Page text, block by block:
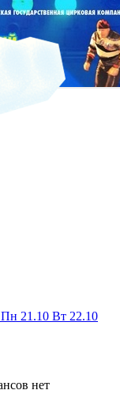
Пн 21.10 Вт 22.10
нет